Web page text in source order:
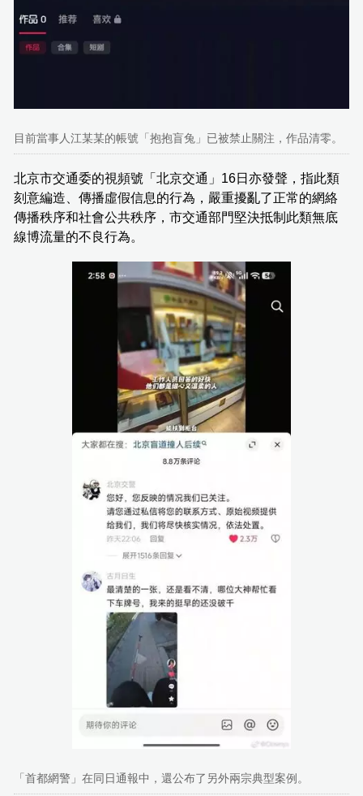
目前當事人江某某的帳號「抱抱盲兔」已被禁止關注，作品清零。
北京市交通委的視頻號「北京交通」16日亦發聲，指此類
刻意編造、傳播虛假信息的行為，嚴重擾亂了正常的網絡
傳播秩序和社會公共秩序，市交通部門堅決抵制此類無底
線博流量的不良行為。
「首都網警」在同日通報中，還公布了另外兩宗典型案例。